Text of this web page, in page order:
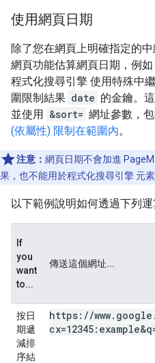
使用網頁日期
除了您在網頁上明確指定的
網頁功能估算網頁日期，例
程式化搜尋引擎 使用特殊中
圍限制結果 date 的金鑰。
並使用 &sort= 網址參數，
(依屬性) 限制在範圍內。
注意： 網頁日期不會加進
果，也不能用於程式化搜尋引擎 元
以下範例說明如何透過下列運
If
you
want
to...
傳送這個網址...
按日
期遞
減排
序結
https: //www. google .